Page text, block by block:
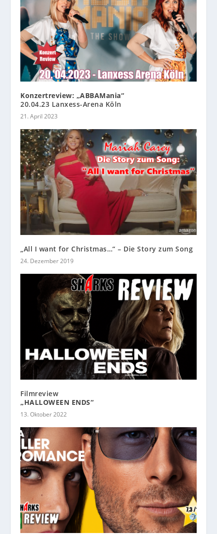
Konzertreview: „ABBAMania“
20.04.23 Lanxess-Arena Köln
21. April 2023
„All I want for Christmas…“ – Die Story zum Song
24. Dezember 2019
Filmreview
„HALLOWEEN ENDS“
13. Oktober 2022